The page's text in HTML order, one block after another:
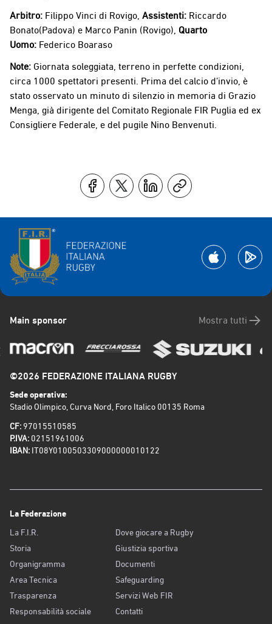
Arbitro: Filippo Vinci di Rovigo, Assistenti: Riccardo
Bonato(Padova) e Marco Panin (Rovigo), Quarto
Uomo: Federico Boaraso
Note: Giornata soleggiata, terreno in perfette condizioni,
circa 1000 spettatori presenti. Prima del calcio d’invio, è
stato osservato un minuto di silenzio in memoria di Grazio
Menga, già dirigente del Comitato Regionale FIR Puglia ed ex
Consigliere Federale, e del pugile Nino Benvenuti.
©2026 FEDERAZIONE ITALIANA RUGBY
Sede operativa:
Stadio Olimpico, Curva Nord, Foro Italico 00135 Roma
CF: 97015510585
P.IVA: 02151961006
IBAN: IT08Y0100503309000000010122
Main sponsor Mostra tutti
La Federazione
La F.I.R.
Storia
Organigramma
Area Tecnica
Trasparenza
Responsabilità sociale
Dove giocare a Rugby
Giustizia sportiva
Documenti
Safeguarding
Servizi Web FIR
Contatti